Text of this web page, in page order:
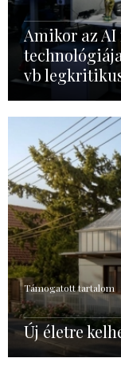
Amikor az
vb
Támogatott tartalom
Új életre